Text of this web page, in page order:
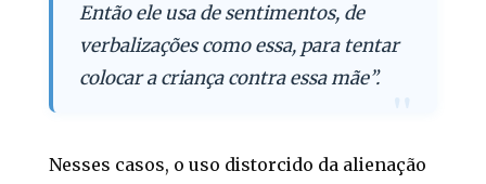
Então ele usa de sentimentos, de
verbalizações como essa, para tentar
colocar a criança contra essa mãe”.
Nesses casos, o uso distorcido da alienação